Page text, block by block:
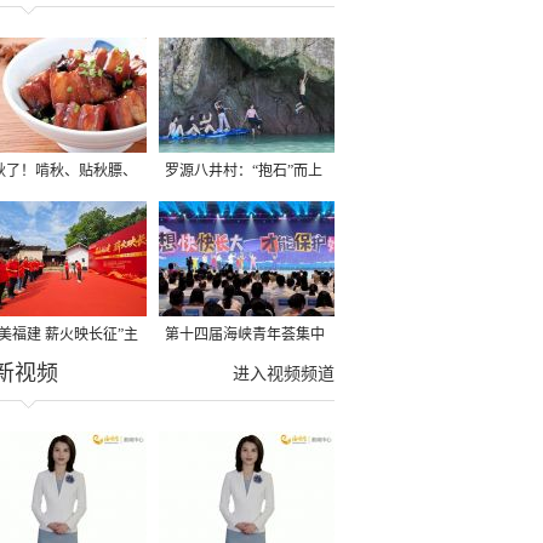
了！啃秋、贴秋膘、
，福建人这样过才够
罗源八井村：“抱石”而上
福建 薪火映长征”主
动在龙岩长汀启动
第十四届海峡青年荟集中
阶段活动在福州举行
进入视频频道
视频